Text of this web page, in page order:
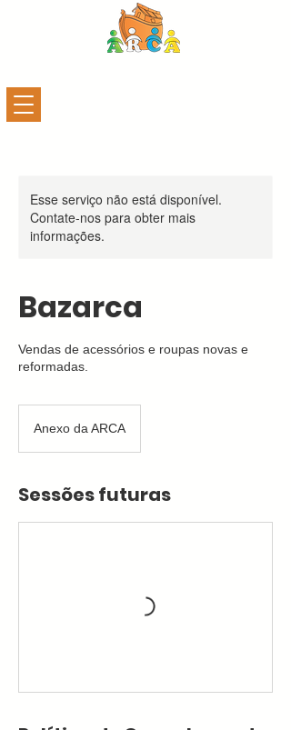
Esse serviço não está disponível.
Contate-nos para obter mais
informações.
Bazarca
Vendas de acessórios e roupas novas e
reformadas.
Anexo da ARCA
Sessões futuras